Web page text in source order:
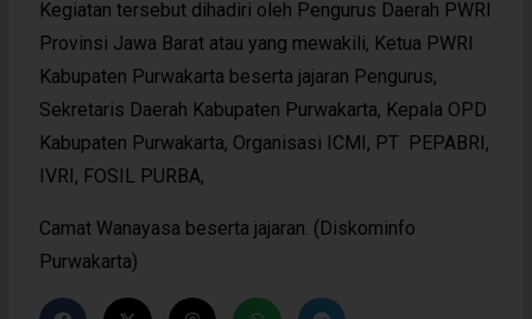
Kegiatan tersebut dihadiri oleh Pengurus Daerah PWRI
Provinsi Jawa Barat atau yang mewakili, Ketua PWRI
Kabupaten Purwakarta beserta jajaran Pengurus,
Sekretaris Daerah Kabupaten Purwakarta, Kepala OPD
Kabupaten Purwakarta, Organisasi ICMI, PT PEPABRI,
IVRI, FOSIL PURBA,
Camat Wanayasa beserta jajaran. (Diskominfo
Purwakarta)